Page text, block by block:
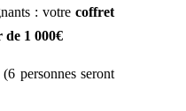
: votrecoffret
1 000€
(6 personnes seront